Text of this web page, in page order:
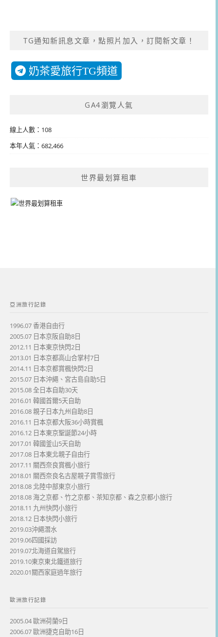
TG通知新訊息文章，點照片加入，訂閱新文章！
奶茶愛旅行TG頻道
GA4瀏覽人氣
線上人數：108
本年人氣：682,466
世界最划算租車
亞洲旅行記錄
1996.07 香港自由行
2005.07 日本京阪自助8日
2012.11 日本東京快閃2日
2013.01 日本京都高山合掌村7日
2014.11 日本京都賞楓快閃2日
2015.07 日本沖繩、宮古島自助5日
2015.08 全日本自助30天
2016.01 韓國首爾5天自助
2016.08 親子日本九州自助8日
2016.11 日本京都大阪36小時賞楓
2016.12 日本東京聖誕節24小時
2017.01 韓國釜山5天自助
2017.08 日本東北親子自由行
2017.11 關西奈良賞楓小旅行
2018.01 關西奈良名古屋親子賞雪旅行
2018.08 北陸中部東京小旅行
2018.08 海之京都、竹之京都、茶知京都、森之京都小旅行
2018.11 九州快閃小旅行
2018.12 日本快閃小旅行
2019.03沖繩潛水
2019.06四國採訪
2019.07北海道自駕旅行
2019.10東京東北鐵道旅行
2020.01關西家庭過年旅行
歐洲旅行記錄
2005.04 歐洲荷蘭9日
2006.07 歐洲捷克自助16日